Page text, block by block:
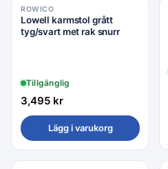
ROWICO
Lowell karmstol grått
tyg/svart met rak snurr
Tillgänglig
3,495 kr
Lägg i varukorg